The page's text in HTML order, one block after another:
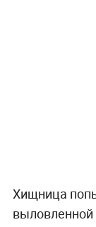
Хищница
выловленной